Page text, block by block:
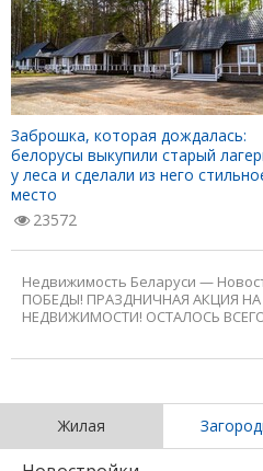
Заброшка, которая дождалась:
белорусы выкупили старый
у леса и сделали из него
место
23572
Недвижимость Беларуси —
ПОБЕДЫ! ПРАЗДНИЧНАЯ АКЦИЯ
НЕДВИЖИМОСТИ! ОСТАЛОСЬ
Жилая